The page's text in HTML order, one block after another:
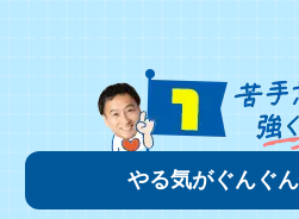
やる気がぐんぐ